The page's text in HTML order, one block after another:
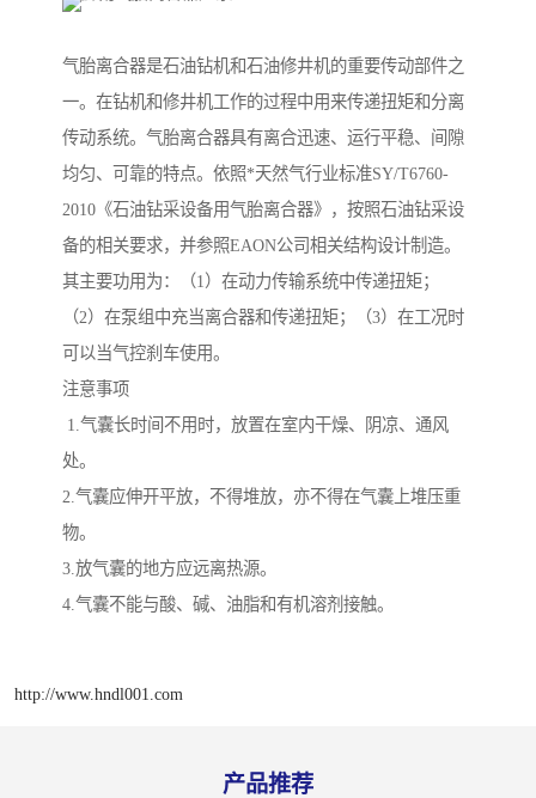
气胎离合器是石油钻机和石油修井机的重要传动部件之
一。在钻机和修井机工作的过程中用来传递扭矩和分离
传动系统。气胎离合器具有离合迅速、运行平稳、间隙
均匀、可靠的特点。依照*天然气行业标准SY/T6760-
2010《石油钻采设备用气胎离合器》，按照石油钻采设
备的相关要求，并参照EAON公司相关结构设计制造。
其主要功用为：（1）在动力传输系统中传递扭矩；
（2）在泵组中充当离合器和传递扭矩；（3）在工况时
可以当气控刹车使用。
注意事项
1.气囊长时间不用时，放置在室内干燥、阴凉、通风
处。
2.气囊应伸开平放，不得堆放，亦不得在气囊上堆压重
物。
3.放气囊的地方应远离热源。
4.气囊不能与酸、碱、油脂和有机溶剂接触。
http://www.hndl001.com
产品推荐